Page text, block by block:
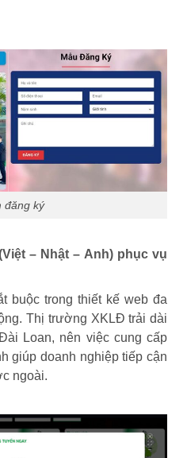
đăng ký
– Nhật – Anh) phục vụ
buộc trong thiết kế web đa
Thị trường XKLĐ trải dài
Loan, nên việc cung cấp
giúp doanh nghiệp tiếp cận
ngoài.